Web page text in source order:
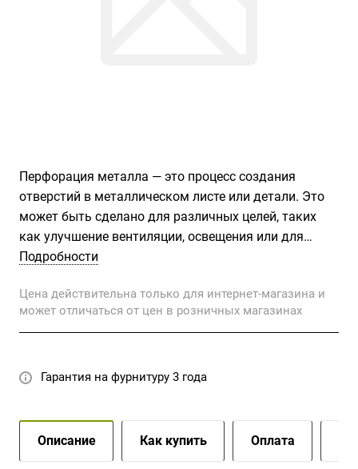
Перфорация металла — это процесс создания
отверстий в металлическом листе или детали. Это
может быть сделано для различных целей, таких
как улучшение вентиляции, освещения или для
декоративных целей. Перфорация может быть
таких как лазерная резка, гидроабразивная резка,
штамповка и другие. В результате получается
прочный и долговечный продукт с уникальными
Подробности
Цена действительна только для интернет-магазина и
может отличаться от цен в розничных магазинах
Гарантия на фурнитуру 3 года
Описание Как купить Оплата